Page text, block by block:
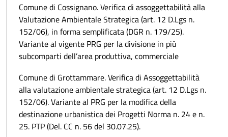
Comune di Cossignano. Verifica di assoggettabilità alla
Valutazione Ambientale Strategica (art. 12 D.Lgs n.
152/06), in forma semplificata (DGR n. 179/25).
Variante al vigente PRG per la divisione in più
subcomparti dell’area produttiva, commerciale
Comune di Grottammare. Verifica di Assoggettabilità
alla valutazione ambientale strategica (art. 12 D.Lgs n.
152/06). Variante al PRG per la modifica della
destinazione urbanistica dei Progetti Norma n. 24 e n.
25. PTP (Del. CC n. 56 del 30.07.25).